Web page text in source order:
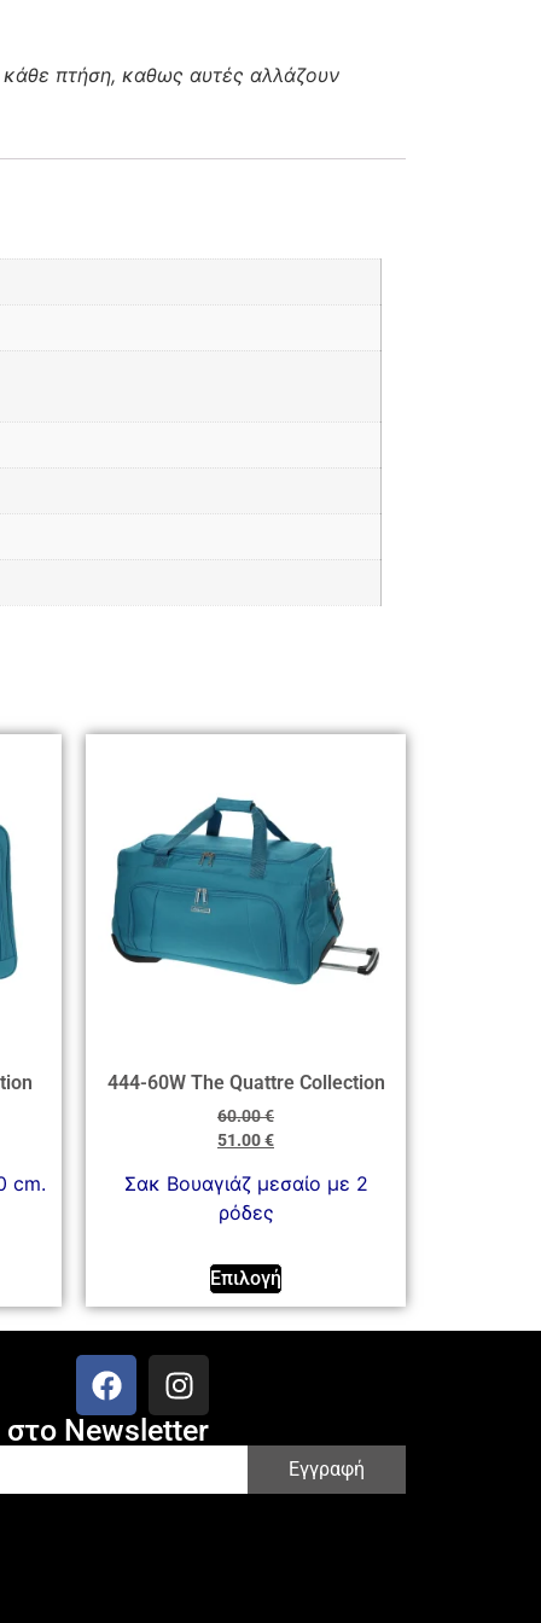
κάθε πτήση, καθως αυτές αλλάζουν
cm.
444-60W The Quattre Collection
60.00€
51.00€
Σακ Βουαγιάζ μεσαίο με 2
ρόδες
Επιλογή
Newsletter
Εγγραφή